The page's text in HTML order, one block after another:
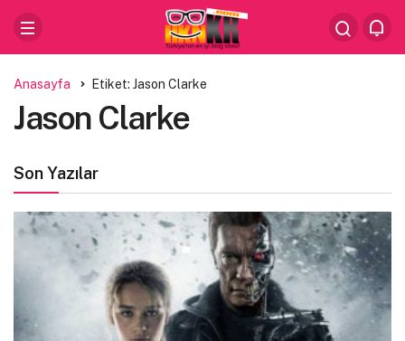
Anasayfa Etiket: Jason Clarke
Jason Clarke
Son Yazılar